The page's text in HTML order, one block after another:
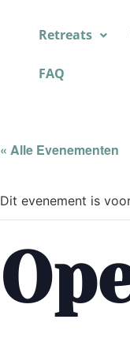
Retreats
FAQ
« Alle Evenementen
Dit evenement is